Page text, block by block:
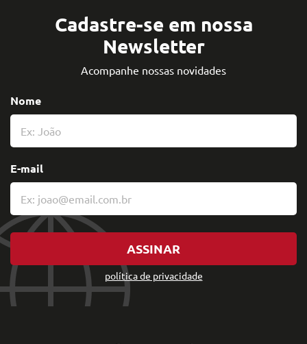
Cadastre-se em nossa
Newsletter
Acompanhe nossas novidades
política de privacidade
Nome
E-mail
ASSINAR